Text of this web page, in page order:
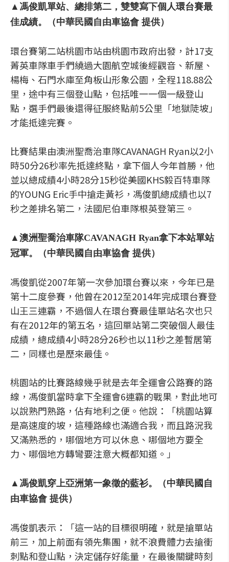
▲馮俊凱單站、總排第二，雙雙寫下個人環台賽最
佳成績。（中華民國自由車協會 提供）
環台賽第二站桃園市站由桃園市政府出發，計17支
菁英車隊車手們繞過大園航空城後經觀音、新屋、
楊梅、石門水庫至角板山形象公園，全程118.88公
里，途中有三個登山點，包括唯一一個一級登山
點，選手們最後還得征服終點前5公里「地獄陡坡」
才能抵達完賽。
比賽結果由澳洲聖喬治車隊CAVANAGH Ryan以2小
時50分26秒率先抵達終點，拿下個人今年首勝，他
並以總成績4小時28分15秒從美國KHS毅百特車隊
的YOUNG Eric手中搶走黃衫，馮俊凱總成績也以7
秒之差排名第二，法國尼伯車隊根英登第三。
▲澳洲聖喬治車隊CAVANAGH Ryan拿下本站單站
冠軍。（中華民國自由車協會 提供）
馮俊凱從2007年第一次參加環台賽以來，今年已是
第十二度參賽，他曾在2012至2014年完成環台賽登
山王三連霸，不過個人在環台賽最佳單站名次也只
有在2012年的第五名，這回單站第二突破個人最佳
成績，總成績4小時28分26秒也以11秒之差暫居第
二，同樣也是歷來最佳。
桃園站的比賽路線幾乎就是去年全運會公路賽的路
線，馮俊凱當時拿下全運會6連霸的戰果，對此地可
以說熟門熟路，佔有地利之便。他說：「桃園站算
是高速度的坡，這種路線也滿適合我，而且路況我
又滿熟悉的，哪個地方可以休息、哪個地方要全
力、哪個地方轉彎要注意大概都知道。」
▲馮俊凱穿上亞洲第一象徵的藍衫。（中華民國自
由車協會 提供）
馮俊凱表示：「這一站的目標很明確，就是搶單站
前三，加上前面有領先集團，就不浪費體力去搶衝
刺點和登山點，決定儲存好能量，在最後關鍵時刻